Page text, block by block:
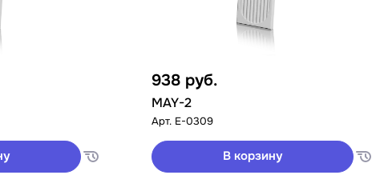
938 руб.
MAY-2
Арт. E-0309
В корзину